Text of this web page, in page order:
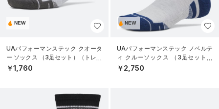
NEW
UAパフォーマンステック クオータ
ー ソックス （3足セット）（トレー
ニング/UNISEX）
￥1,760
NEW
UAパフォーマンステック ノベルテ
ィ クルーソックス （3足セット）
（トレーニング/UNISEX）
￥2,750